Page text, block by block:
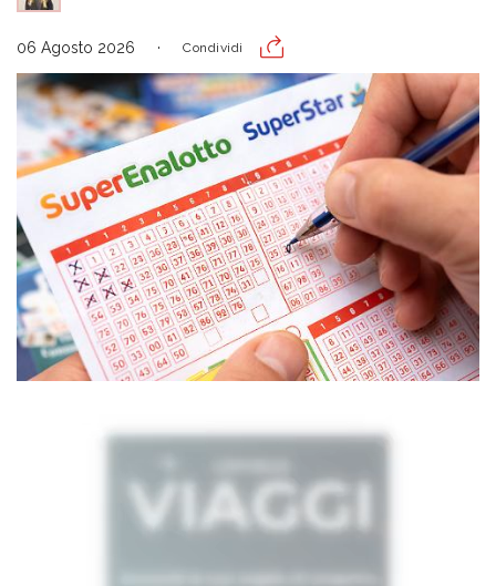
06 Agosto 2026 Condividi